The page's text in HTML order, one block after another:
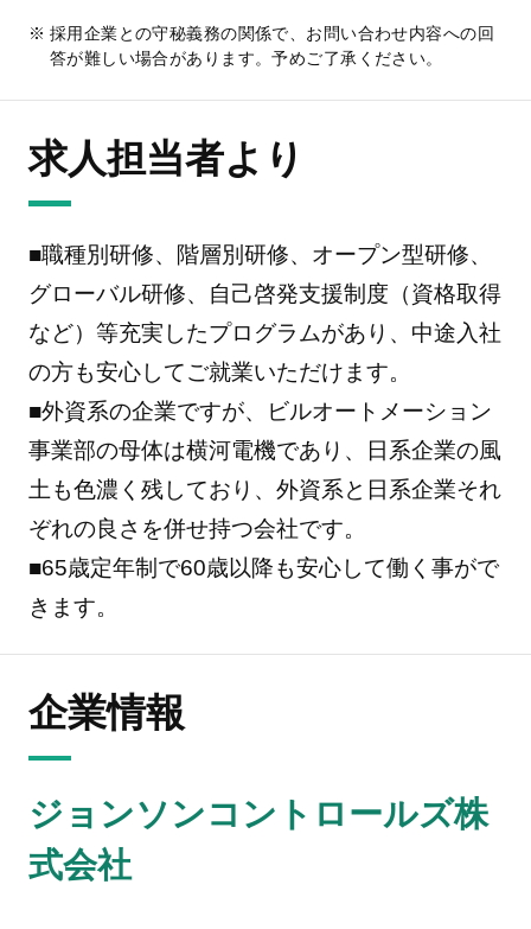
採用企業との守秘義務の関係で、お問い合わせ内容への回
答が難しい場合があります。予めご了承ください。
求人担当者より
■職種別研修、階層別研修、オープン型研修、
グローバル研修、自己啓発支援制度（資格取得
など）等充実したプログラムがあり、中途入社
の方も安心してご就業いただけます。
■外資系の企業ですが、ビルオートメーション
事業部の母体は横河電機であり、日系企業の風
土も色濃く残しており、外資系と日系企業それ
ぞれの良さを併せ持つ会社です。
■65歳定年制で60歳以降も安心して働く事がで
きます。
企業情報
ジョンソンコントロールズ株
式会社